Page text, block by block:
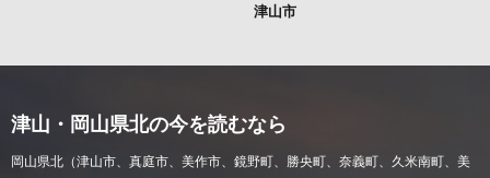
津山市
津山・岡山県北の今を読むなら
岡山県北（津山市、真庭市、美作市、鏡野町、勝央町、奈義町、久米南町、美